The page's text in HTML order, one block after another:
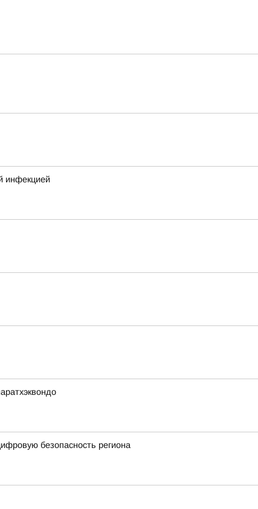
инфекцией
безопасность региона